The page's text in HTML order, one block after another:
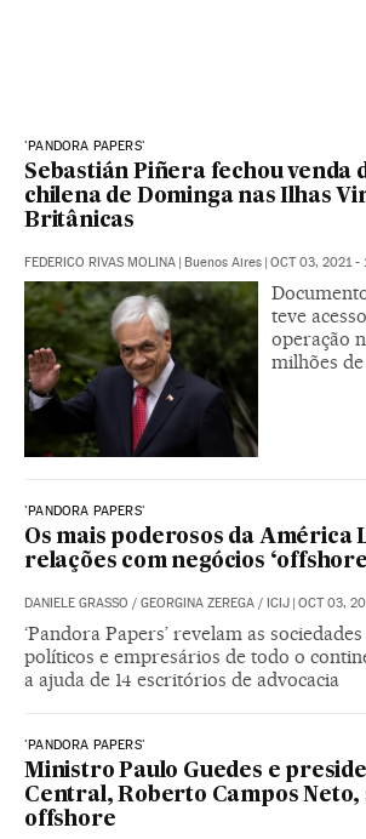
'PANDORA PAPERS'
Sebastián Piñera fechou venda
chilena de Dominga nas Ilhas
Britânicas
FEDERICO RIVAS MOLINA | Buenos Aires | OCT 03, 2021 -
teve
operação
milhões
'PANDORA PAPERS'
Os mais poderosos da América
relações com negócios
DANIELE GRASSO / GEORGINA ZEREGA / ICIJ | OCT 03,
‘Pandora Papers’ revelam as
políticos e empresários de todo o
a ajuda de 14 escritórios de advocacia
'PANDORA PAPERS'
Ministro Paulo Guedes e
Central, Roberto Campos Neto,
offshore